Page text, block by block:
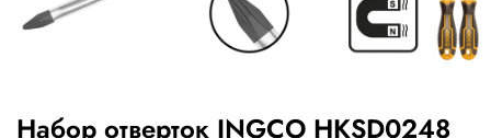
Набор отверток INGCO HKSD0248